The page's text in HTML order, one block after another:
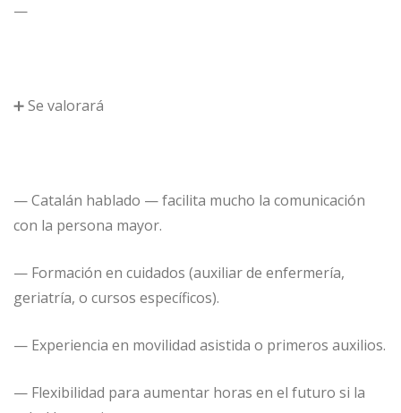
—
➕ Se valorará
— Catalán hablado — facilita mucho la comunicación
con la persona mayor.
— Formación en cuidados (auxiliar de enfermería,
geriatría, o cursos específicos).
— Experiencia en movilidad asistida o primeros auxilios.
— Flexibilidad para aumentar horas en el futuro si la